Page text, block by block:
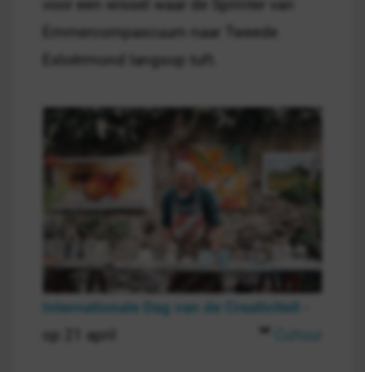
voor een wissel waar de Sprinter van
Emmercompascuum naar Tweede
Exloërmond langsop tuft.
Internationale Dag van de Creativiteit
op 21 april